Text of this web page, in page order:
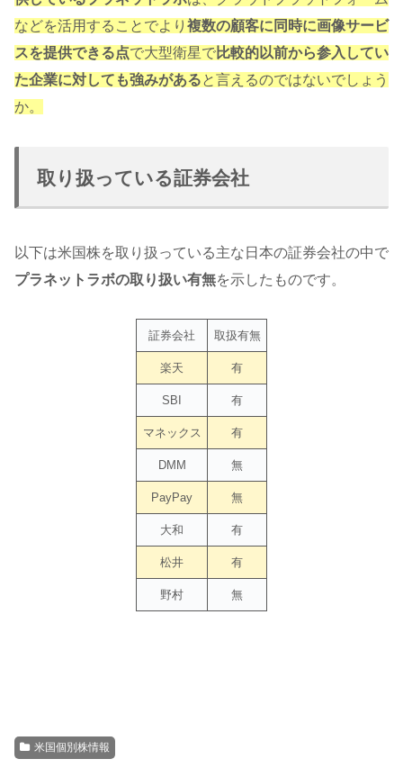
などを活用することでより 複数の顧客に同時に画像サービ
スを提供できる点で大型衛星で比較的以前から参入してい
た企業に対しても強みがある と言えるのではないでしょう
か。
取り扱っている証券会社
以下は米国株を取り扱っている主な日本の証券会社の中で
プラネットラボの取り扱い有無を示したものです。
証券会社 取扱有無
楽天 有
SBI 有
マネックス 有
DMM 無
PayPay 無
大和 有
松井 有
野村 無
米国個別株情報